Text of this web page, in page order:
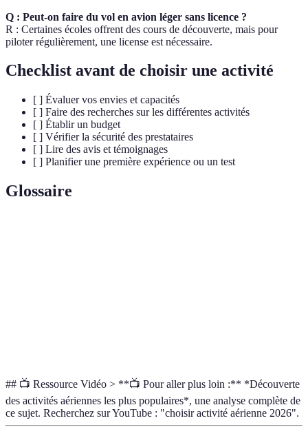
Q : Peut-on faire du vol en avion léger sans licence ?
R : Certaines écoles offrent des cours de découverte, mais pour
piloter régulièrement, une license est nécessaire.
Checklist avant de choisir une activité
[ ] Évaluer vos envies et capacités
[ ] Faire des recherches sur les différentes activités
[ ] Établir un budget
[ ] Vérifier la sécurité des prestataires
[ ] Lire des avis et témoignages
[ ] Planifier une première expérience ou un test
Glossaire
## 📺 Ressource Vidéo > **📺 Pour aller plus loin :** *Découverte
des activités aériennes les plus populaires*, une analyse complète de
ce sujet. Recherchez sur YouTube : "choisir activité aérienne 2026".